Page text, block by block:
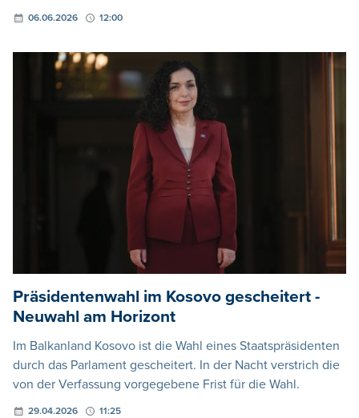
06.06.2026 12:00
Präsidentenwahl im Kosovo gescheitert -
Neuwahl am Horizont
Im Balkanland Kosovo ist die Wahl eines Staatspräsidenten
durch das Parlament gescheitert. In der Nacht verstrich die
von der Verfassung vorgegebene Frist für die Wahl.
29.04.2026 11:25